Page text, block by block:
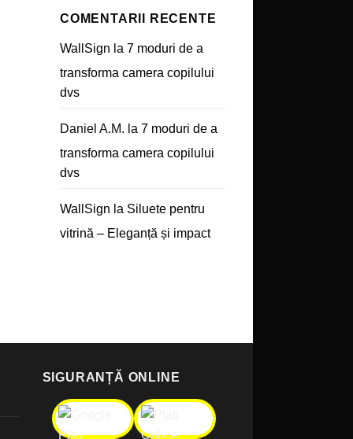
COMENTARII RECENTE
WallSign la 7 moduri de a
transforma camera copilului
dvs
Daniel A.M. la 7 moduri de a
transforma camera copilului
dvs
WallSign la Siluete pentru
vitrină – Eleganță și impact
SIGURANȚĂ ONLINE